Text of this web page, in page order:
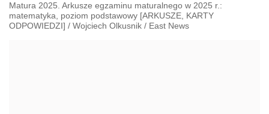
Matura 2025. Arkusze egzaminu maturalnego w 2025 r.:
matematyka, poziom podstawowy [ARKUSZE, KARTY
ODPOWIEDZI] / Wojciech Olkusnik / East News